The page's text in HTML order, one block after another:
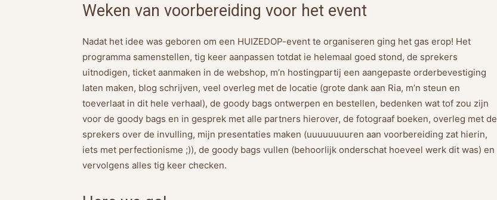
Weken van voorbereiding voor het event
Nadat het idee was geboren om een HUIZEDOP-event te organiseren ging het gas erop! Het
programma samenstellen, tig keer aanpassen totdat ie helemaal goed stond, de sprekers
uitnodigen, ticket aanmaken in de webshop, m’n hostingpartij een aangepaste orderbevestiging
laten maken, blog schrijven, veel overleg met de locatie (grote dank aan Ria, m’n steun en
toeverlaat in dit hele verhaal), de goody bags ontwerpen en bestellen, bedenken wat tof zou zijn
voor de goody bags en in gesprek met alle partners hierover, de fotograaf boeken, overleg met de
sprekers over de invulling, mijn presentaties maken (uuuuuuuuren aan voorbereiding zat hierin,
iets met perfectionisme ;)), de goody bags vullen (behoorlijk onderschat hoeveel werk dit was) en
vervolgens alles tig keer checken.